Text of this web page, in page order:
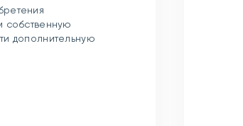
собственную
дополнительную